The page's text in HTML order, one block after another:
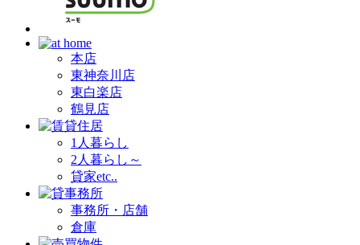
本店
東神奈川店
東白楽店
鶴見店
1人暮らし
2人暮らし～
貸家etc..
事務所・店舗
倉庫